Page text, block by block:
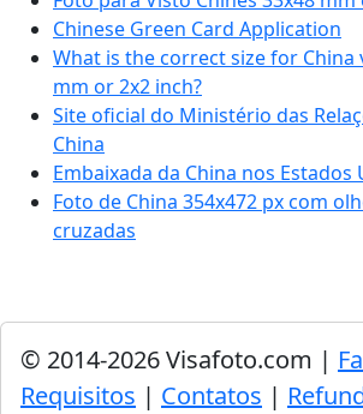
Chinese Green Card Application
What is the correct size for China
mm or 2x2 inch?
Site oficial do Ministério das
China
Embaixada da China nos Estados
Foto de China 354x472 px com
cruzadas
© 2014-2026 Visafoto.com |
Requisitos | Contatos |